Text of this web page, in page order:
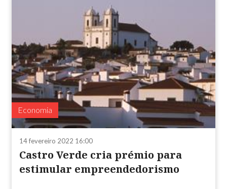
Economia
14 fevereiro 2022 16:00
Castro Verde cria prémio para
estimular empreendedorismo